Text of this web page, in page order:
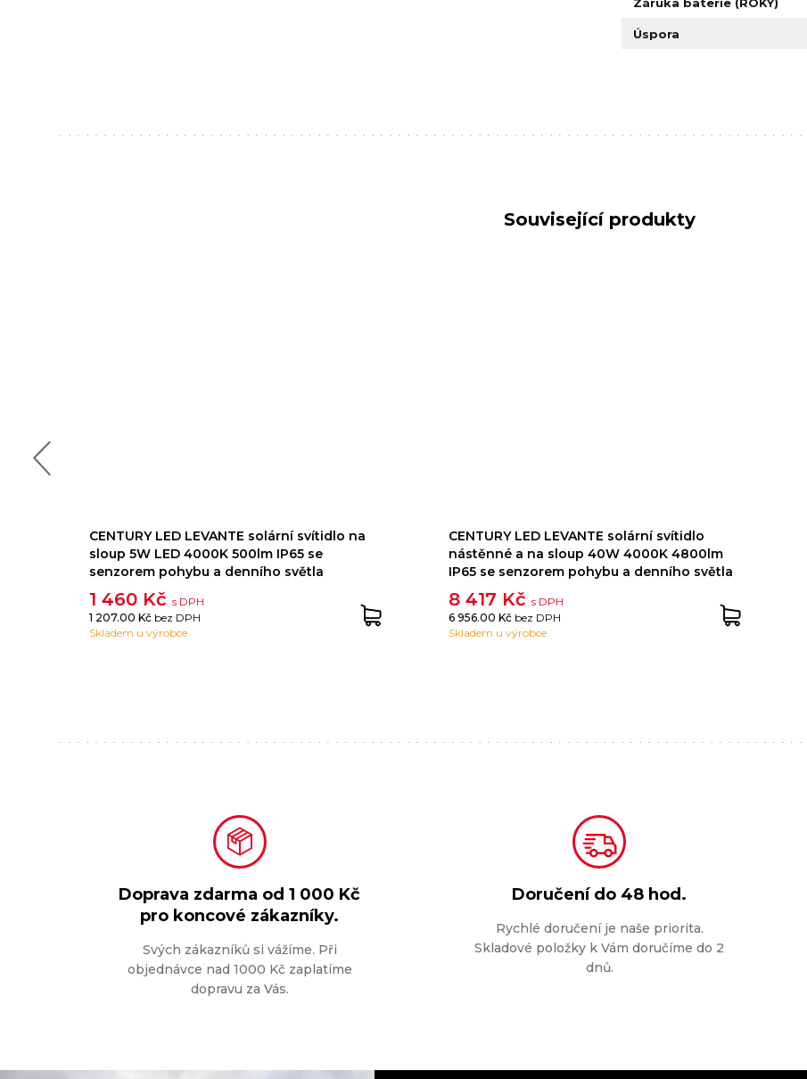
Úspora
Související produkty
CENTURY LED LEVANTE solární svítidlo na
sloup 5W LED 4000K 500lm IP65 se
senzorem pohybu a denního světla
1 460 Kčs DPH
1 207.00 Kč bez DPH
Skladem u výrobce
CENTURY LED LEVANTE solární svítidlo
nástěnné a na sloup 40W 4000K 4800lm
IP65 se senzorem pohybu a denního světla
8 417 Kčs DPH
6 956.00 Kč bez DPH
Skladem u výrobce
Doprava zdarma od1 000 Kč
pro koncové zákazníky.
Svých zákazníků si vážíme. Při
objednávce nad 1000 Kč zaplatíme
dopravu za Vás.
Doručení do 48 hod.
Rychlé doručení je naše priorita.
Skladové položky k Vám doručíme do 2
dnů.